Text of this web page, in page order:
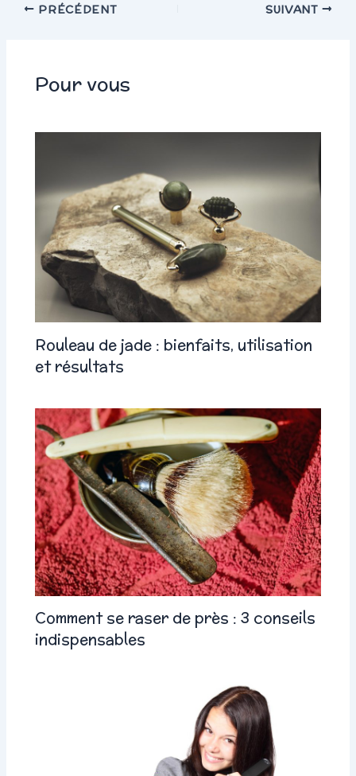
PRÉCÉDENT SUIVANT
Pour vous
Rouleau de jade : bienfaits, utilisation
et résultats
Comment se raser de près : 3 conseils
indispensables